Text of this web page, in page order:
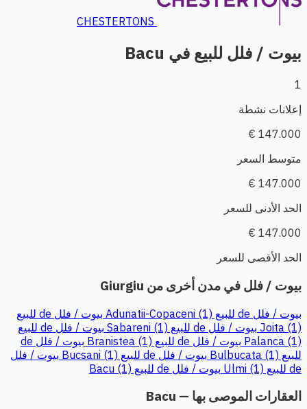
CHESTERTONS
بيوت / فلل للبيع في Bacu
1
إعلانات نشطة
147.000 €
متوسط السعر
147.000 €
الحد الأدنى للسعر
147.000 €
الحد الأقصى للسعر
بيوت / فلل في مدن أخرى من Giurgiu
بيوت / فلل de للبيع Adunatii-Copaceni (1)
بيوت / فلل de للبيع
Joita (1) بيوت / فلل de للبيع Sabareni (1)
بيوت / فلل de للبيع
Palanca (1) بيوت / فلل de للبيع Branistea (1)
بيوت / فلل de
للبيع Bulbucata (1)
بيوت / فلل de للبيع Bucsani (1)
بيوت / فلل
de للبيع Ulmi (1)
بيوت / فلل de للبيع Bacu (1)
العقارات الموصى بها — Bacu